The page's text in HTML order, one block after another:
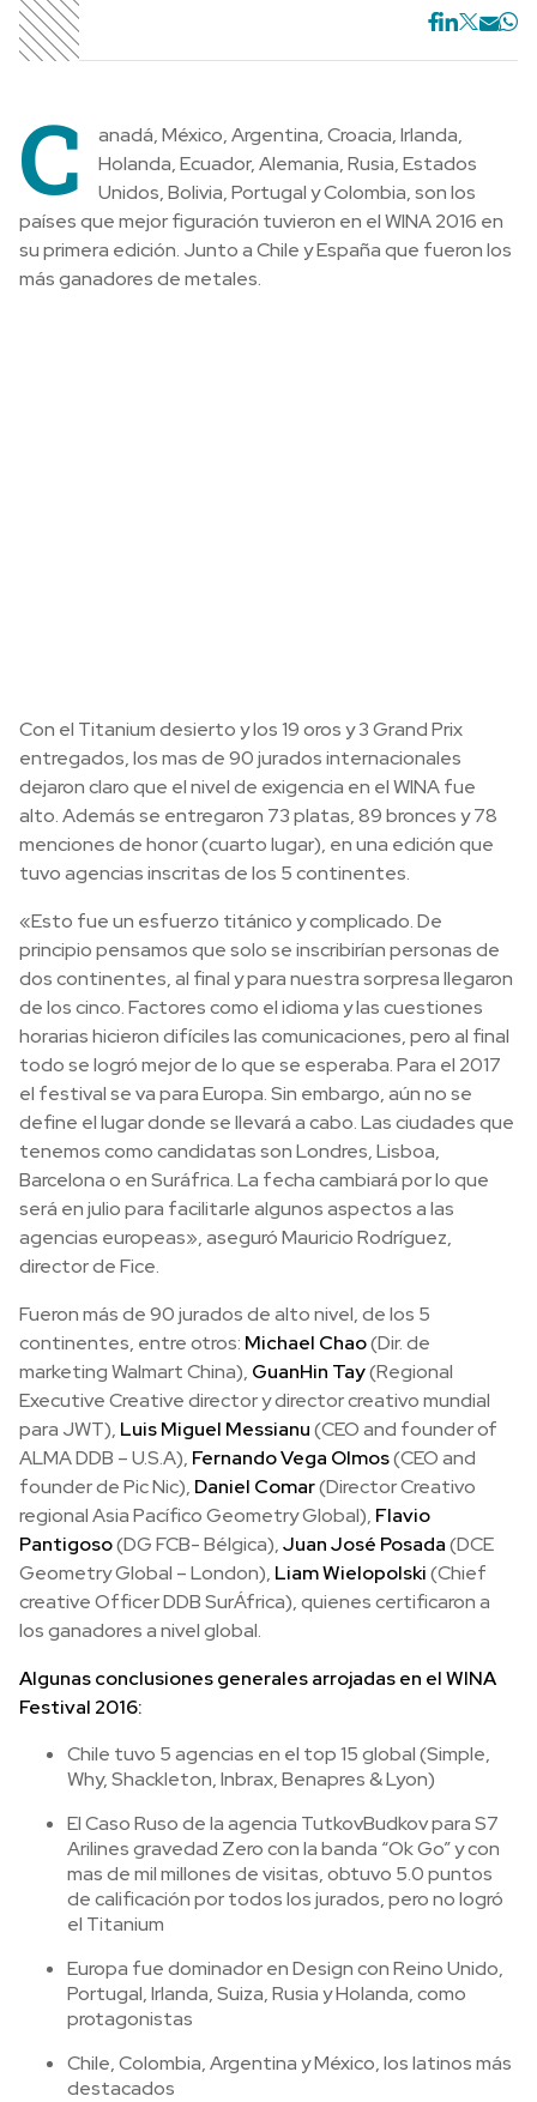
C
anadá, México, Argentina, Croacia, Irlanda,
Holanda, Ecuador, Alemania, Rusia, Estados
Unidos, Bolivia, Portugal y Colombia, son los
países que mejor figuración tuvieron en el WINA 2016 en
su primera edición. Junto a Chile y España que fueron los
más ganadores de metales.
Con el Titanium desierto y los 19 oros y 3 Grand Prix
entregados, los mas de 90 jurados internacionales
dejaron claro que el nivel de exigencia en el WINA fue
alto. Además se entregaron 73 platas, 89 bronces y 78
menciones de honor (cuarto lugar), en una edición que
tuvo agencias inscritas de los 5 continentes.
«Esto fue un esfuerzo titánico y complicado. De
principio pensamos que solo se inscribirían personas de
dos continentes, al final y para nuestra sorpresa llegaron
de los cinco. Factores como el idioma y las cuestiones
horarias hicieron difíciles las comunicaciones, pero al final
todo se logró mejor de lo que se esperaba. Para el 2017
el festival se va para Europa. Sin embargo, aún no se
define el lugar donde se llevará a cabo. Las ciudades que
tenemos como candidatas son Londres, Lisboa,
Barcelona o en Suráfrica. La fecha cambiará por lo que
será en julio para facilitarle algunos aspectos a las
agencias europeas», aseguró Mauricio Rodríguez,
director de Fice.
Fueron más de 90 jurados de alto nivel, de los 5
continentes, entre otros: Michael Chao(Dir. de
marketing Walmart China), GuanHin Tay(Regional
Executive Creative director y director creativo mundial
para JWT), Luis Miguel Messianu(CEO and founder of
ALMA DDB – U.S.A), Fernando Vega Olmos(CEO and
founder de Pic Nic), Daniel Comar(Director Creativo
regional Asia Pacífico Geometry Global), Flavio
Pantigoso(DG FCB- Bélgica),Juan José Posada(DCE
Geometry Global – London), Liam Wielopolski(Chief
creative Officer DDB SurÁfrica), quienes certificaron a
los ganadores a nivel global.
Algunas conclusiones generales arrojadas en el WINA
Festival 2016:
Chile tuvo 5 agencias en el top 15 global (Simple,
Why, Shackleton, Inbrax, Benapres & Lyon)
El Caso Ruso de la agencia TutkovBudkov para S7
Arilines gravedad Zero con la banda “Ok Go” y con
mas de mil millones de visitas, obtuvo 5.0 puntos
de calificación por todos los jurados, pero no logró
el Titanium
Europa fue dominador en Design con Reino Unido,
Portugal, Irlanda, Suiza, Rusia y Holanda, como
protagonistas
Chile, Colombia, Argentina y México, los latinos más
destacados